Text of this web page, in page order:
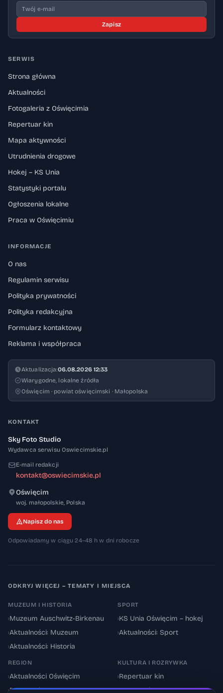
Zapisz
SERWIS
Strona główna
Aktualności
Fotogaleria z Oświęcimia
Repertuar kin
Mapa aktywności
Utrudnienia drogowe
Hokej – KS Unia
Statystyki portalu
Ogłoszenia lokalne
Praca w Oświęcimiu
INFORMACJE
O nas
Regulamin serwisu
Polityka prywatności
Polityka redakcyjna
Formularz kontaktowy
Reklama i współpraca
Aktualizacja:06.08.2026 12:33
Wiarygodne, lokalne źródła
Oświęcim · powiat oświęcimski · Małopolska
KONTAKT
Sky Foto Studio
Wydawca serwisu Oswiecimskie.pl
E-mail redakcji
kontakt@oswiecimskie.pl
Oświęcim
woj. małopolskie, 32-600
Polska
Napisz do nas
Odpowiadamy w ciągu 24–48 h w dni robocze
ODKRYJ WIĘCEJ – TEMATY I MIEJSCA
MUZEUM I HISTORIA
›Muzeum Auschwitz-Birkenau
›Aktualności: Muzeum
›Aktualności: Historia
SPORT
›KS Unia Oświęcim – hokej
›Aktualności: Sport
REGION
›Aktualności Oświęcim
›Powiat oświęcimski
KULTURA I ROZRYWKA
›Repertuar kin
›Aktualności: Kultura